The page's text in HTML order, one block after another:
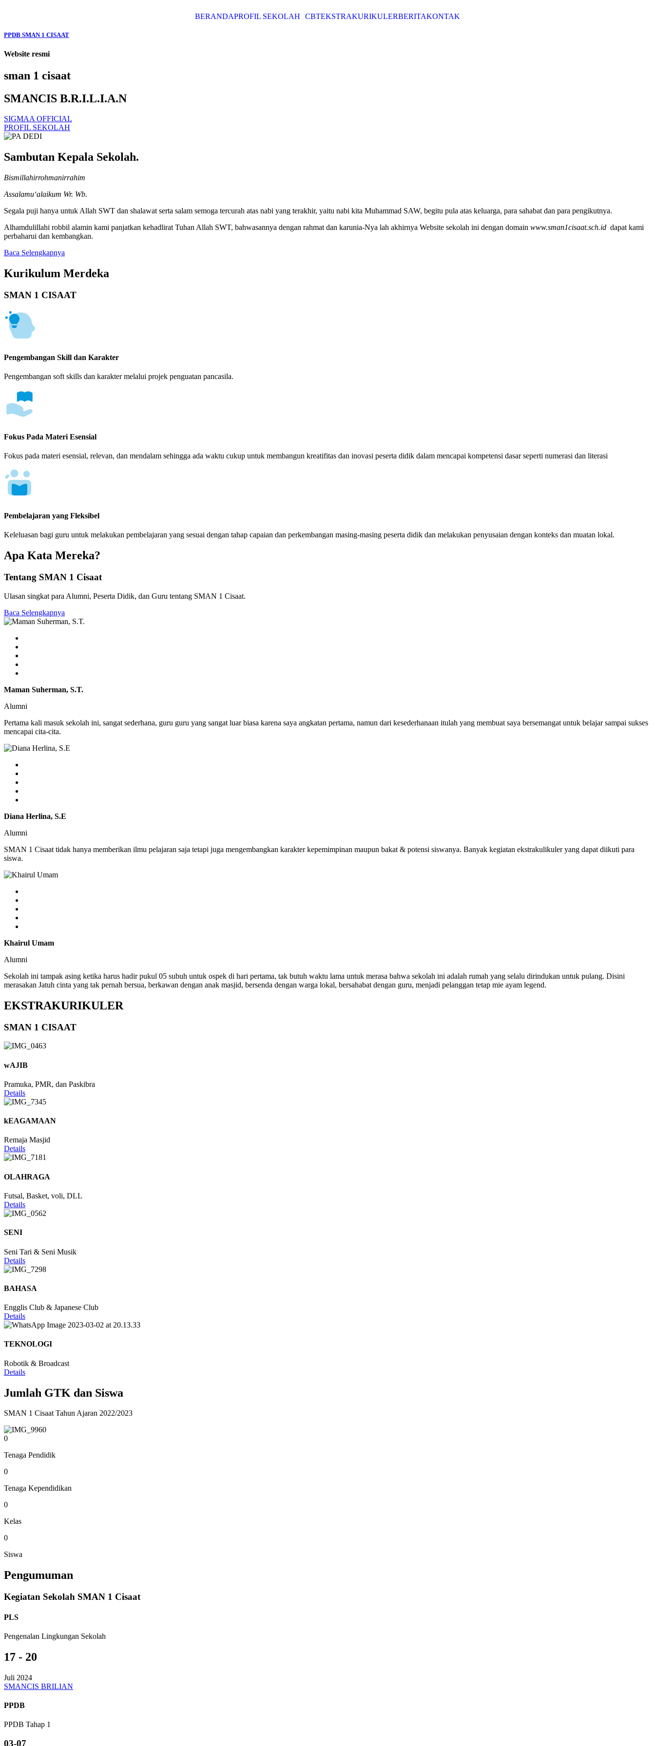
BERANDAPROFIL SEKOLAH CBTEKSTRAKURIKULERBERITAKONTAK
PPDB SMAN 1 CISAAT
Website resmi
sman 1 cisaat
SMANCIS B.R.I.L.I.A.N
SIGMAA OFFICIAL
PROFIL SEKOLAH
Sambutan Kepala Sekolah.
Bismillahirrohmanirrahim
Assalamu‘alaikum Wr. Wb.
Segala puji hanya untuk Allah SWT dan shalawat serta salam semoga tercurah atas nabi yang terakhir, yaitu nabi kita Muhammad SAW, begitu pula atas keluarga, para sahabat dan para pengikutnya.
Alhamdulillahi robbil alamin kami panjatkan kehadlirat Tuhan Allah SWT, bahwasannya dengan rahmat dan karunia-Nya lah akhirnya Website sekolah ini dengan domain www.sman1cisaat.sch.id dapat kami
perbaharui dan kembangkan.
Baca Selengkapnya
Kurikulum Merdeka
SMAN 1 CISAAT
Pengembangan Skill dan Karakter
Pengembangan soft skills dan karakter melalui projek penguatan pancasila.
Fokus Pada Materi Esensial
Fokus pada materi esensial, relevan, dan mendalam sehingga ada waktu cukup untuk membangun kreatifitas dan inovasi peserta didik dalam mencapai kompetensi dasar seperti numerasi dan literasi
Pembelajaran yang Fleksibel
Keleluasan bagi guru untuk melakukan pembelajaran yang sesuai dengan tahap capaian dan perkembangan masing-masing peserta didik dan melakukan penyusaian dengan konteks dan muatan lokal.
Apa Kata Mereka?
Tentang SMAN 1 Cisaat
Ulasan singkat para Alumni, Peserta Didik, dan Guru tentang SMAN 1 Cisaat.
Baca Selengkapnya
Maman Suherman, S.T.
Alumni
Pertama kali masuk sekolah ini, sangat sederhana, guru guru yang sangat luar biasa karena saya angkatan pertama, namun dari kesederhanaan itulah yang membuat saya bersemangat untuk belajar sampai sukses
mencapai cita-cita.
Diana Herlina, S.E
Alumni
SMAN 1 Cisaat tidak hanya memberikan ilmu pelajaran saja tetapi juga mengembangkan karakter kepemimpinan maupun bakat & potensi siswanya. Banyak kegiatan ekstrakulikuler yang dapat diikuti para
siswa.
Khairul Umam
Alumni
Sekolah ini tampak asing ketika harus hadir pukul 05 subuh untuk ospek di hari pertama, tak butuh waktu lama untuk merasa bahwa sekolah ini adalah rumah yang selalu dirindukan untuk pulang. Disini
merasakan Jatuh cinta yang tak pernah bersua, berkawan dengan anak masjid, bersenda dengan warga lokal, bersahabat dengan guru, menjadi pelanggan tetap mie ayam legend.
EKSTRAKURIKULER
SMAN 1 CISAAT
wAJIB
Pramuka, PMR, dan Paskibra
Details
kEAGAMAAN
Remaja Masjid
Details
OLAHRAGA
Futsal, Basket, voli, DLL
Details
SENI
Seni Tari & Seni Musik
Details
BAHASA
Engglis Club & Japanese Club
Details
TEKNOLOGI
Robotik & Broadcast
Details
Jumlah GTK dan Siswa
SMAN 1 Cisaat Tahun Ajaran 2022/2023
0
Tenaga Pendidik
0
Tenaga Kependidikan
0
Kelas
0
Siswa
Pengumuman
Kegiatan Sekolah SMAN 1 Cisaat
PLS
Pengenalan Lingkungan Sekolah
17 - 20
Juli 2024
SMANCIS BRILIAN
PPDB
PPDB Tahap 1
03-07